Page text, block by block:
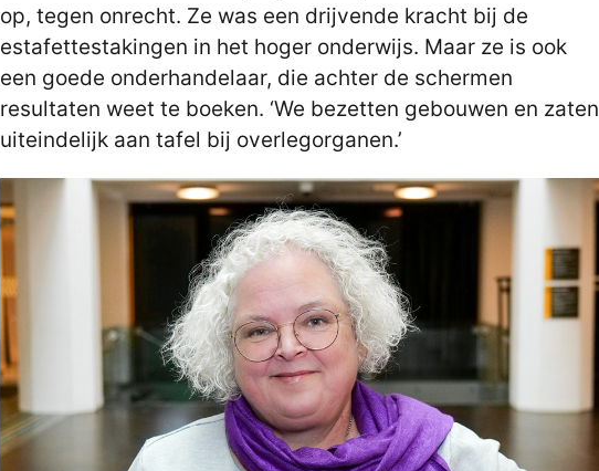
op, tegen onrecht. Ze was een drijvende kracht bij de
estafettestakingen in het hoger onderwijs. Maar ze is ook
een goede onderhandelaar, die achter de schermen
resultaten weet te boeken. ‘We bezetten gebouwen en zaten
uiteindelijk aan tafel bij overlegorganen.’